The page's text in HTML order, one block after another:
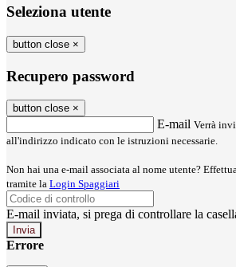
Seleziona utente
button close ×
Recupero password
button close ×
E-mail Verrà
all'indirizzo indicato con le istruzioni necessarie.
Non hai una e-mail associata al nome utente?
tramite la Login Spaggiari
E-mail inviata, si prega di controllare la
Errore